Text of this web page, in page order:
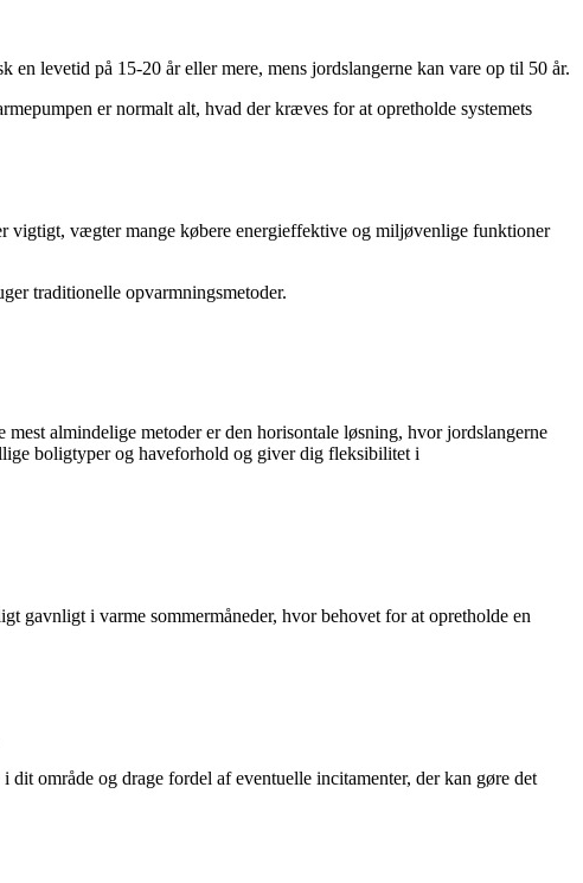
levetid på 15-20 år eller mere, mens jordslangerne kan vare op til 50 år.
er normalt alt, hvad der kræves for at opretholde systemets
vægter mange købere energieffektive og miljøvenlige funktioner
traditionelle opvarmningsmetoder.
almindelige metoder er den horisontale løsning, hvor jordslangerne
boligtyper og haveforhold og giver dig fleksibilitet i
gavnligt i varme sommermåneder, hvor behovet for at opretholde en
område og drage fordel af eventuelle incitamenter, der kan gøre det